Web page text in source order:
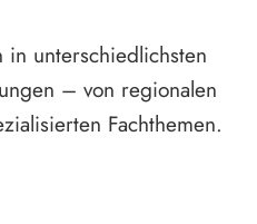
in unterschiedlichsten
– von regionalen
Fachthemen.